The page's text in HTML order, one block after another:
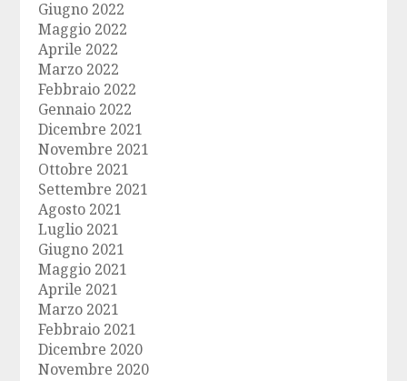
Giugno 2022
Maggio 2022
Aprile 2022
Marzo 2022
Febbraio 2022
Gennaio 2022
Dicembre 2021
Novembre 2021
Ottobre 2021
Settembre 2021
Agosto 2021
Luglio 2021
Giugno 2021
Maggio 2021
Aprile 2021
Marzo 2021
Febbraio 2021
Dicembre 2020
Novembre 2020